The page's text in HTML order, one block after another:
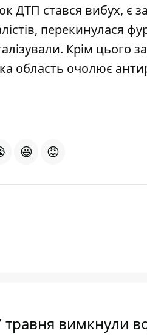
ДТП стався вибух, є
перекинулася
Крім цього
область очолює
😆 😡
травня вимкнули